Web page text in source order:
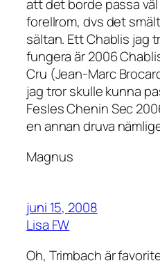
att det borde passa
forellrom, dvs det
sältan. Ett Chablis jag
fungera är 2006
Cru (Jean-Marc
jag tror skulle kunna
Fesles Chenin Sec
en annan druva
Magnus
juni 15, 2008
Lisa FW
Oh, Trimbach är